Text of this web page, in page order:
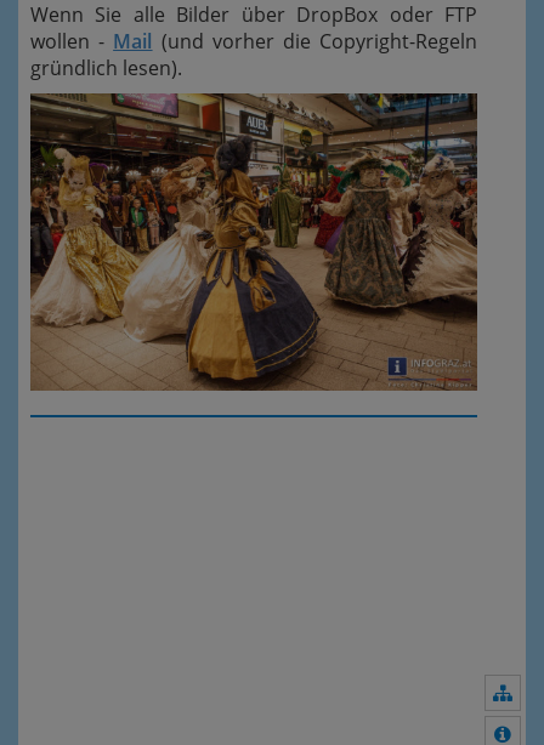
Wenn Sie alle Bilder über DropBox oder FTP
wollen - Mail (und vorher die Copyright-Regeln
gründlich lesen).